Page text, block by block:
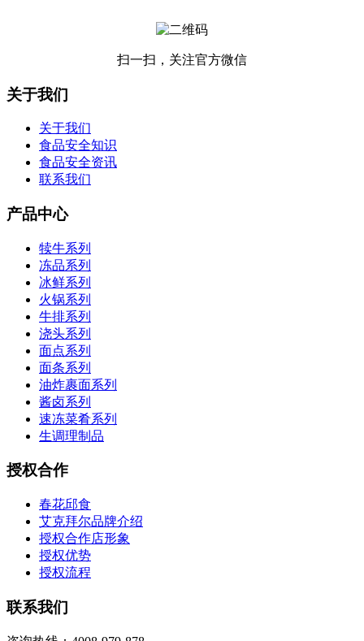
扫一扫，关注官方微信
关于我们
关于我们
食品安全知识
食品安全资讯
联系我们
产品中心
犊牛系列
冻品系列
冰鲜系列
火锅系列
牛排系列
浇头系列
面点系列
面条系列
油炸裹面系列
酱卤系列
速冻菜肴系列
生调理制品
授权合作
春花邱食
艾克拜尔品牌介绍
授权合作店形象
授权优势
授权流程
联系我们